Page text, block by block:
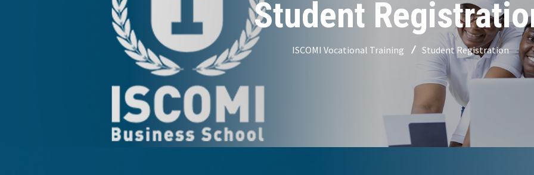
Student
ISCOMI Vocational Training Student Registration